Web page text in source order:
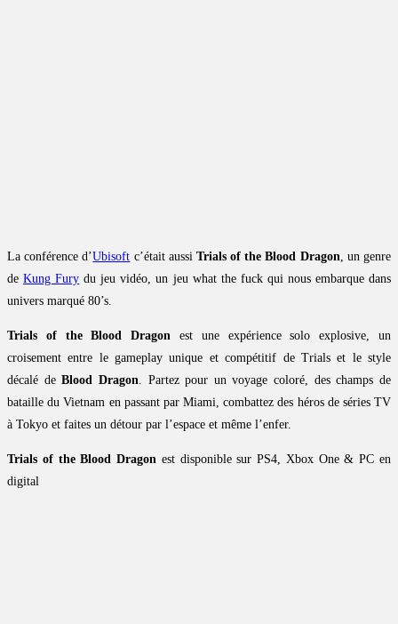
La conférence d’Ubisoft c’était aussi Trials of the Blood Dragon, un genre
deKung Fury du jeu vidéo, un jeu what the fuck qui nous embarque dans
univers marqué 80’s.
Trials of the Blood Dragon est une expérience solo explosive, un
croisement entre le gameplay unique et compétitif de Trials et le style
décalé deBlood Dragon. Partez pour un voyage coloré, des champs de
bataille du Vietnam en passant par Miami, combattez des héros de séries TV
à Tokyo et faites un détour par l’espace et même l’enfer.
Trials of the Blood Dragon est disponible sur PS4, Xbox One & PC en
digital